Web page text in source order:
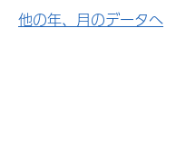
他の年、月のデータへ